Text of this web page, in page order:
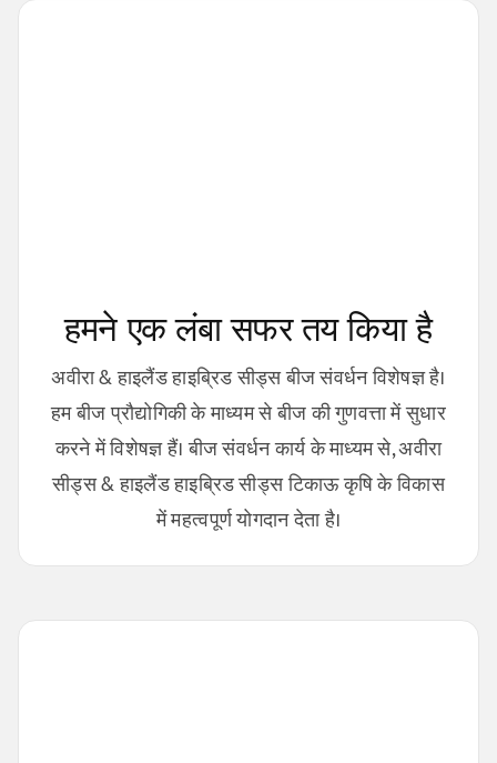
हमने एक लंबा सफर तय किया है
अवीरा & हाइलैंड हाइब्रिड सीड्स बीज संवर्धन विशेषज्ञ है।
हम बीज प्रौद्योगिकी के माध्यम से बीज की गुणवत्ता में सुधार
करने में विशेषज्ञ हैं। बीज संवर्धन कार्य के माध्यम से, अवीरा
सीड्स & हाइलैंड हाइब्रिड सीड्स टिकाऊ कृषि के विकास
में महत्वपूर्ण योगदान देता है।